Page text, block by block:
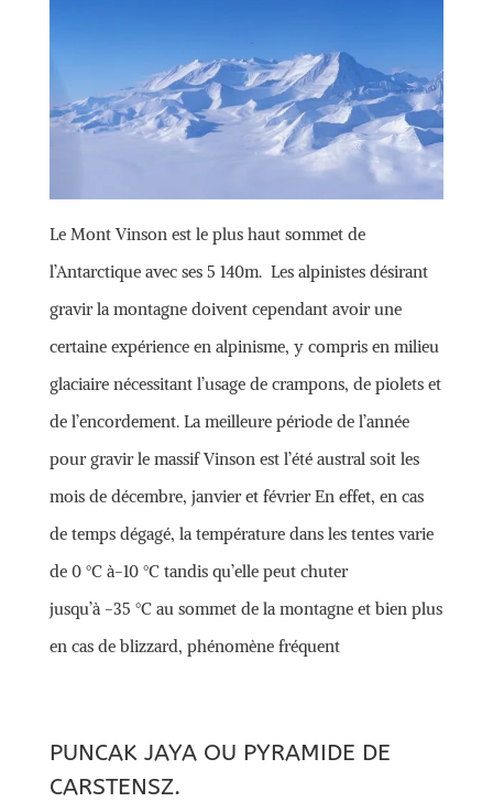
Le Mont Vinson est le plus haut sommet de
l’Antarctique avec ses 5 140m. Les alpinistes désirant
gravir la montagne doivent cependant avoir une
certaine expérience en alpinisme, y compris en milieu
glaciaire nécessitant l’usage de crampons, de piolets et
de l’encordement. La meilleure période de l’année
pour gravir le massif Vinson est l’été austral soit les
mois de décembre, janvier et février En effet, en cas
de temps dégagé, la température dans les tentes varie
de 0 °C à-10 °C tandis qu’elle peut chuter
jusqu’à -35 °C au sommet de la montagne et bien plus
en cas de blizzard, phénomène fréquent
PUNCAK JAYA OU PYRAMIDE DE
CARSTENSZ.